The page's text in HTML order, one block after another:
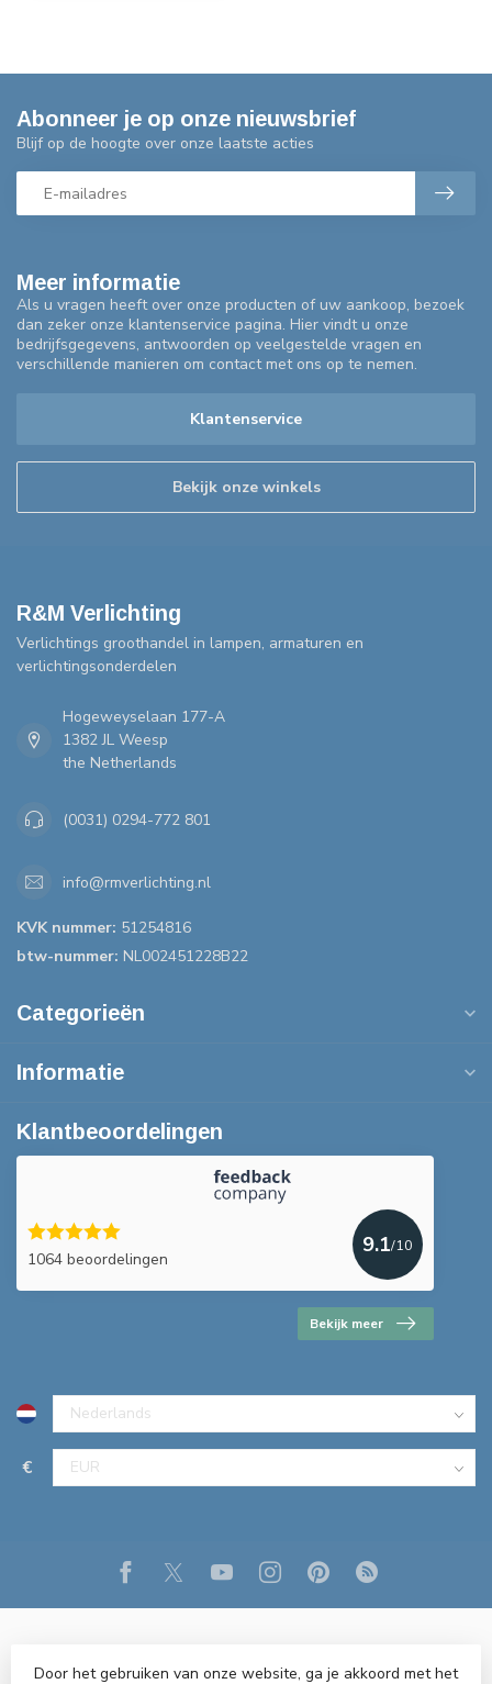
Meer informatie
Als u vragen heeft over onze producten of uw aankoop, bezoek
dan zeker onze klantenservice pagina. Hier vindt u onze
bedrijfsgegevens, antwoorden op veelgestelde vragen en
verschillende manieren om contact met ons op te nemen.
Klantenservice
Bekijk onze winkels
Abonneer je op onze nieuwsbrief
Blijf op de hoogte over onze laatste acties
R&M Verlichting
Verlichtings groothandel in lampen, armaturen en
verlichtingsonderdelen
Hogeweyselaan 177-A
1382 JL Weesp
the Netherlands
(0031) 0294-772 801
info@rmverlichting.nl
KVK nummer: 51254816
btw-nummer: NL002451228B22
Categorieën
Informatie
Klantbeoordelingen
1064 beoordelingen
9.1/10
Bekijk meer
€
Door het gebruiken van onze website, ga je akkoord met het